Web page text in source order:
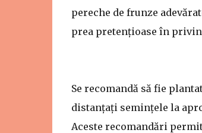
pereche de frunze
prea pretențioase în
Se recomandă să fie
distanțați semințele la
Aceste recomandări